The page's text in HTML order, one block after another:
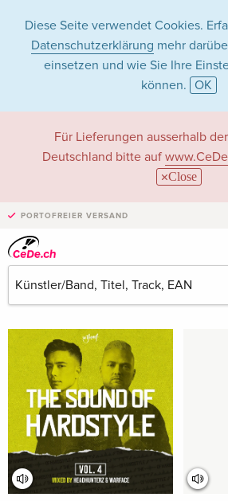
Diese Seite verwendet Cookies.
Datenschutzerklärung mehr
einsetzen und wie Sie Ihre
können. OK
Für Lieferungen ausserhalb
Deutschland bitte auf
Close
PORTOFREIER VERSAND
Sephyx in
Alle Formate
Alben mit Songs von Sephyx
Alle 44 Treffer